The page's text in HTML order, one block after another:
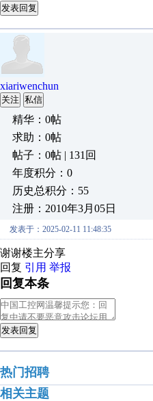
发表回复
xiariwenchun
关注 私信
精华：0帖
求助：0帖
帖子：0帖 | 131回
年度积分：0
历史总积分：55
注册：2010年3月05日
发表于：2025-02-11 11:48:35
谢谢楼主分享
回复 引用 举报
回复本条
发表回复
热门招聘
相关主题